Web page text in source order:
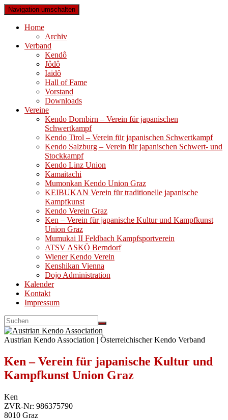
Navigation umschalten
Home
Archiv
Verband
Kendô
Jôdô
Iaidô
Hall of Fame
Vorstand
Downloads
Vereine
Kendo Dornbirn – Verein für japanischen
Schwertkampf
Kendo Tirol – Verein für japanischen Schwertkampf
Kendo Salzburg – Verein für japanischen Schwert- und
Stockkampf
Kendo Linz Union
Kamaitachi
Mumonkan Kendo Union Graz
KEIBUKAN Verein für traditionelle japanische
Kampfkunst
Kendo Verein Graz
Ken – Verein für japanische Kultur und Kampfkunst
Union Graz
Mumukai II Feldbach Kampfsportverein
ATSV ASKÖ Berndorf
Wiener Kendo Verein
Kenshikan Vienna
Dojo Administration
Kalender
Kontakt
Impressum
Austrian Kendo Association | Österreichischer Kendo Verband
Ken – Verein für japanische Kultur und
Kampfkunst Union Graz
Ken
ZVR-Nr: 986375790
8010 Graz